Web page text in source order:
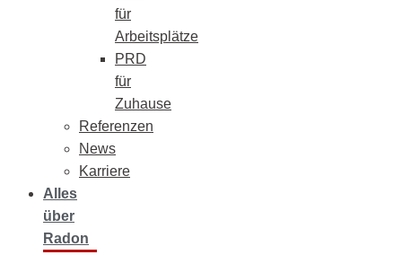
für
Arbeitsplätze
PRD
für
Zuhause
Referenzen
News
Karriere
Alles
über
Radon